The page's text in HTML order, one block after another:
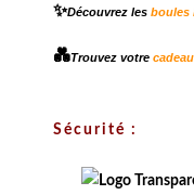
✨Découvrez les boules
💑Trouvez votre
Sécurité :